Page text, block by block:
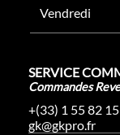
Vendredi
SERVICE
Commandes
+(33) 1 55 82
gk@gkpro.fr